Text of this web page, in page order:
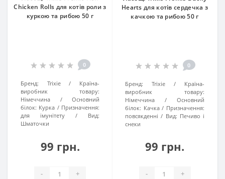
Chicken Rolls для котів роли з
куркою та рибою 50 г
0
Бренд: Trixie
Країна-
виробник товару:
Німеччина
Основний
білок: Курка
Призначення:
для імунітету
Вид:
Шматочки
99 грн.
- +
Hearts для котів сердечка з
качкою та рибою 50 г
0
Бренд: Trixie
Країна-
виробник товару:
Німеччина
Основний
білок: Качка
Призначення:
повсякденні
Вид: Печиво і
снеки
99 грн.
- +